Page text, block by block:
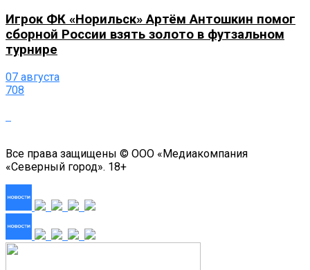
Игрок ФК «Норильск» Артём Антошкин помог
сборной России взять золото в футзальном
турнире
07 августа
708
Все права защищены © ООО «Медиакомпания
«Северный город». 18+